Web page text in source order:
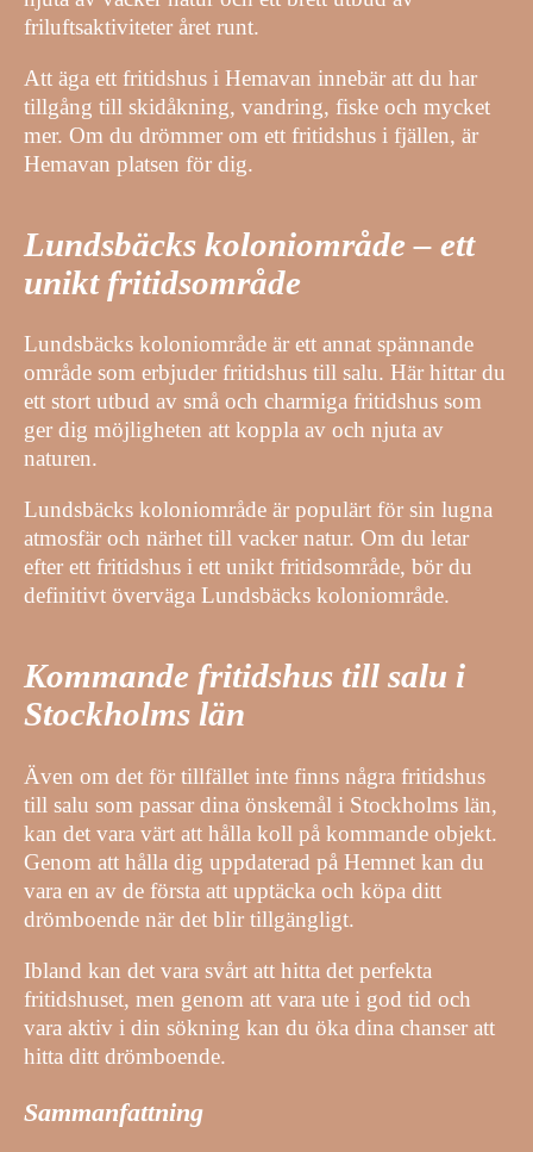
friluftsaktiviteter året runt.
Att äga ett fritidshus i Hemavan innebär att du har
tillgång till skidåkning, vandring, fiske och mycket
mer. Om du drömmer om ett fritidshus i fjällen, är
Hemavan platsen för dig.
Lundsbäcks koloniområde – ett
unikt fritidsområde
Lundsbäcks koloniområde är ett annat spännande
område som erbjuder fritidshus till salu. Här hittar du
ett stort utbud av små och charmiga fritidshus som
ger dig möjligheten att koppla av och njuta av
naturen.
Lundsbäcks koloniområde är populärt för sin lugna
atmosfär och närhet till vacker natur. Om du letar
efter ett fritidshus i ett unikt fritidsområde, bör du
definitivt överväga Lundsbäcks koloniområde.
Kommande fritidshus till salu i
Stockholms län
Även om det för tillfället inte finns några fritidshus
till salu som passar dina önskemål i Stockholms län,
kan det vara värt att hålla koll på kommande objekt.
Genom att hålla dig uppdaterad på Hemnet kan du
vara en av de första att upptäcka och köpa ditt
drömboende när det blir tillgängligt.
Ibland kan det vara svårt att hitta det perfekta
fritidshuset, men genom att vara ute i god tid och
vara aktiv i din sökning kan du öka dina chanser att
hitta ditt drömboende.
Sammanfattning